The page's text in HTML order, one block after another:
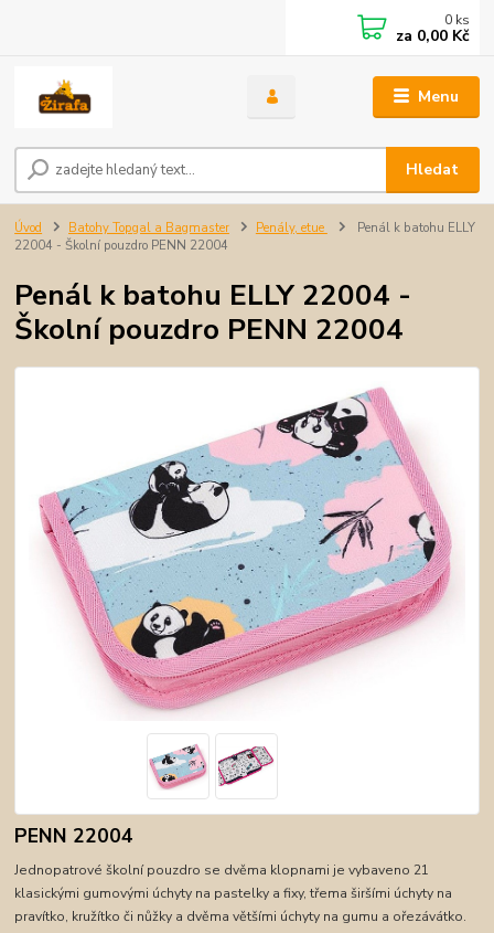
Menu
Hledat
0 ks
za 0,00 Kč
Úvod Batohy Topgal a Bagmaster Penály, etue
Penál k batohu ELLY
22004 - Školní pouzdro PENN 22004
Penál k batohu ELLY 22004 -
Školní pouzdro PENN 22004
PENN 22004
Jednopatrové školní pouzdro se dvěma klopnami je vybaveno 21
klasickými gumovými úchyty na pastelky a fixy, třema širšími úchyty na
pravítko, kružítko či nůžky a dvěma většími úchyty na gumu a ořezávátko.